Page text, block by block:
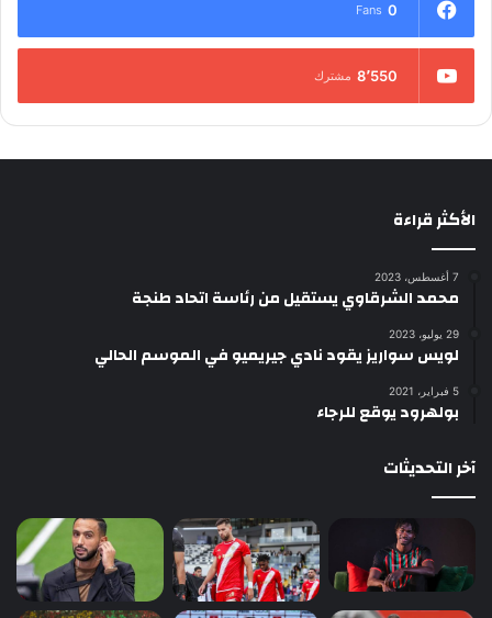
0
Fans
8٬550 مشترك
الأكثر قراءة
7 أغسطس، 2023
محمد الشرقاوي يستقيل من رئاسة اتحاد طنجة
29 يوليو، 2023
لويس سواريز يقود نادي جيريميو في الموسم الحالي
5 فبراير، 2021
بولهرود يوقع للرجاء
آخر التحديثات